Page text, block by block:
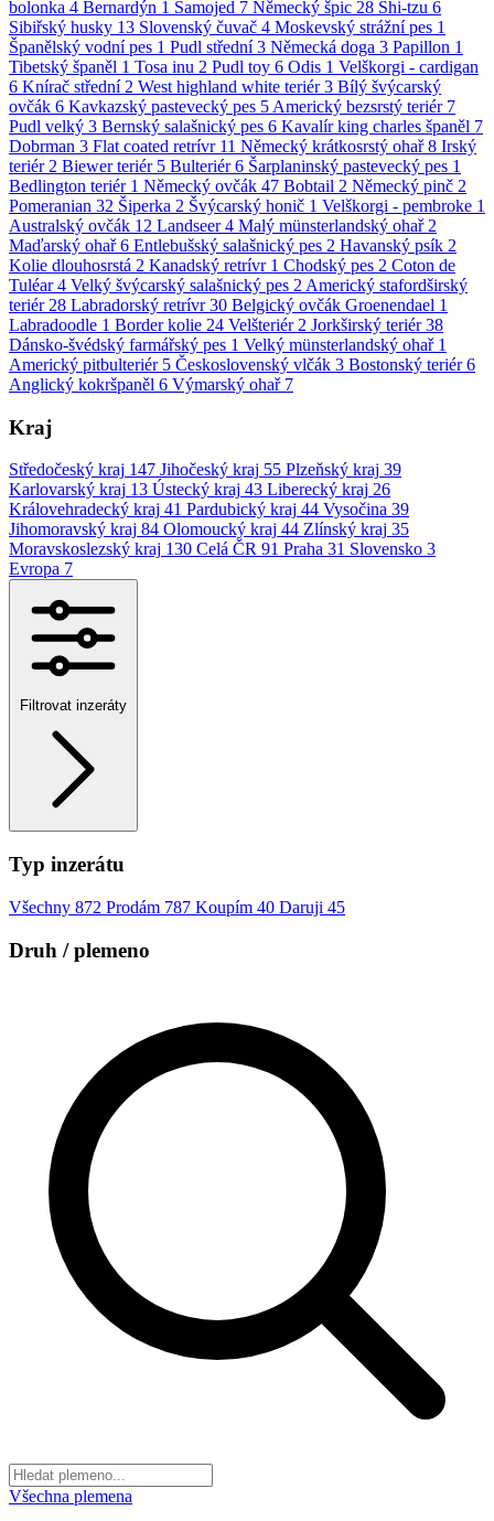
bolonka 4 Bernardýn 1 Samojed 7 Německý špic 28 Shi-tzu 6
Sibiřský husky 13 Slovenský čuvač 4 Moskevský strážní pes 1
Španělský vodní pes 1 Pudl střední 3 Německá doga 3 Papillon 1
Tibetský španěl 1 Tosa inu 2 Pudl toy 6 Odis 1 Velškorgi - cardigan
6 Knírač střední 2 West highland white teriér 3 Bílý švýcarský
ovčák 6 Kavkazský pastevecký pes 5 Americký bezsrstý teriér 7
Pudl velký 3 Bernský salašnický pes 6 Kavalír king charles španěl 7
Dobrman 3 Flat coated retrívr 11 Německý krátkosrstý ohař 8 Irský
teriér 2 Biewer teriér 5 Bulteriér 6 Šarplaninský pastevecký pes 1
Bedlington teriér 1 Německý ovčák 47 Bobtail 2 Německý pinč 2
Pomeranian 32 Šiperka 2 Švýcarský honič 1 Velškorgi - pembroke 1
Australský ovčák 12 Landseer 4 Malý münsterlandský ohař 2
Maďarský ohař 6 Entlebušský salašnický pes 2 Havanský psík 2
Kolie dlouhosrstá 2 Kanadský retrívr 1 Chodský pes 2 Coton de
Tuléar 4 Velký švýcarský salašnický pes 2 Americký stafordširský
teriér 28 Labradorský retrívr 30 Belgický ovčák Groenendael 1
Labradoodle 1 Border kolie 24 Velšteriér 2 Jorkširský teriér 38
Dánsko-švédský farmářský pes 1 Velký münsterlandský ohař 1
Americký pitbulteriér 5 Československý vlčák 3 Bostonský teriér 6
Anglický kokršpaněl 6 Výmarský ohař 7
Kraj
Středočeský kraj 147 Jihočeský kraj 55 Plzeňský kraj 39
Karlovarský kraj 13 Ústecký kraj 43 Liberecký kraj 26
Královehradecký kraj 41 Pardubický kraj 44 Vysočina 39
Jihomoravský kraj 84 Olomoucký kraj 44 Zlínský kraj 35
Moravskoslezský kraj 130 Celá ČR 91 Praha 31 Slovensko 3
Evropa 7
Filtrovat inzeráty
Typ inzerátu
Všechny 872 Prodám 787 Koupím 40 Daruji 45
Druh / plemeno
Všechna plemena